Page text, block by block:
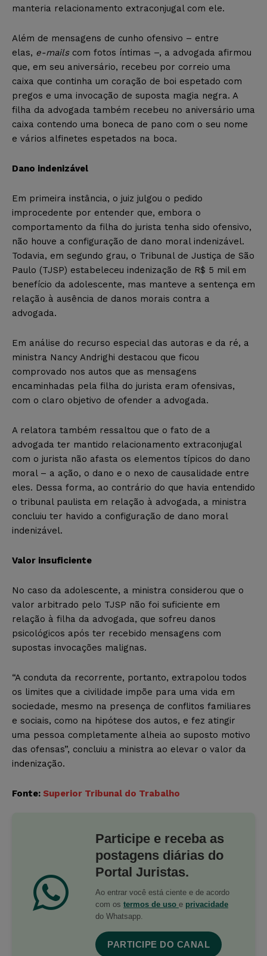
manteria relacionamento extraconjugal com ele.
Além de mensagens de cunho ofensivo – entre
elas, e-mailscom fotos íntimas –, a advogada afirmou
que, em seu aniversário, recebeu por correio uma
caixa que continha um coração de boi espetado com
pregos e uma invocação de suposta magia negra. A
filha da advogada também recebeu no aniversário uma
caixa contendo uma boneca de pano com o seu nome
e vários alfinetes espetados na boca.
Dano indenizável
Em primeira instância, o juiz julgou o pedido
improcedente por entender que, embora o
comportamento da filha do jurista tenha sido ofensivo,
não houve a configuração de dano moral indenizável.
Todavia, em segundo grau, o Tribunal de Justiça de São
Paulo (TJSP) estabeleceu indenização de R$ 5 mil em
benefício da adolescente, mas manteve a sentença em
relação à ausência de danos morais contra a
advogada.
Em análise do recurso especial das autoras e da ré, a
ministra Nancy Andrighi destacou que ficou
comprovado nos autos que as mensagens
encaminhadas pela filha do jurista eram ofensivas,
com o claro objetivo de ofender a advogada.
A relatora também ressaltou que o fato de a
advogada ter mantido relacionamento extraconjugal
com o jurista não afasta os elementos típicos do dano
moral – a ação, o dano e o nexo de causalidade entre
eles. Dessa forma, ao contrário do que havia entendido
o tribunal paulista em relação à advogada, a ministra
concluiu ter havido a configuração de dano moral
indenizável.
Valor insuficiente
No caso da adolescente, a ministra considerou que o
valor arbitrado pelo TJSP não foi suficiente em
relação à filha da advogada, que sofreu danos
psicológicos após ter recebido mensagens com
supostas invocações malignas.
“A conduta da recorrente, portanto, extrapolou todos
os limites que a civilidade impõe para uma vida em
sociedade, mesmo na presença de conflitos familiares
e sociais, como na hipótese dos autos, e fez atingir
uma pessoa completamente alheia ao suposto motivo
das ofensas”, concluiu a ministra ao elevar o valor da
indenização.
Fonte: Superior Tribunal do Trabalho
Participe e receba as
postagens diárias do
Portal Juristas.
Ao entrar você está ciente e de acordo
com os termos de uso e privacidade
do Whatsapp.
PARTICIPE DO CANAL